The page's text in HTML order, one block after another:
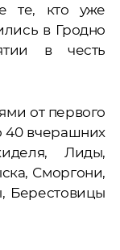
те, кто уже
в Гродно
в честь
от первого
40 вчерашних
Лиды,
Сморгони,
Берестовицы